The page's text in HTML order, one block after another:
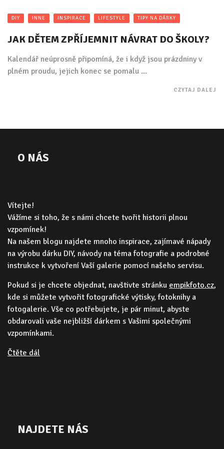
DIY INNE INSPIRACE LIFESTYLE TIPY NA DÁRKY
JAK DĚTEM ZPŘÍJEMNIT NÁVRAT DO ŠKOLY?
Kalendář neúprosně připomíná, že i když jsou prázdniny v
plném proudu, jejich konec se pomalu ...
CZYTAJ DALEJ
O NÁS
Vítejte!
Vážíme si toho, že s námi chcete tvořit historii plnou
vzpomínek!
Na našem blogu najdete mnoho inspirace, zajímavé nápady
na výrobu dárku DIY, návody na téma fotografie a podrobné
instrukce k vytvoření Vaší galerie pomocí našeho servisu.
Pokud si je chcete objednat, navštivte stránku empikfoto.cz,
kde si můžete vytvořit fotografické výtisky, fotoknihy a
fotogalerie. Vše co potřebujete, je pár minut, abyste
obdarovali vaše nejbližší dárkem s Vašimi společnými
vzpomínkami.
Čtěte dál
NAJDETE NÁS